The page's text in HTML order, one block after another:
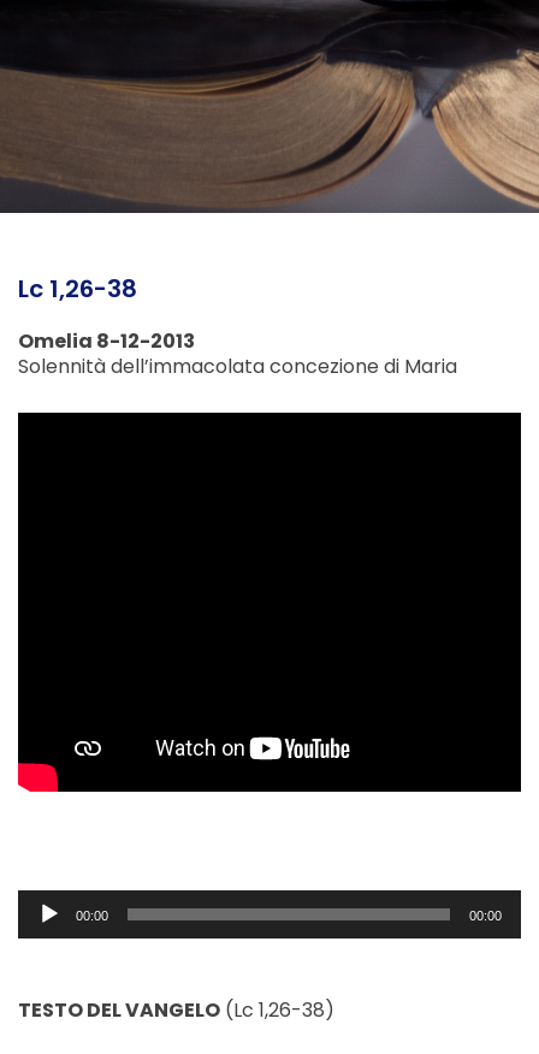
Lc 1,26-38
Omelia 8-12-2013
Solennità dell’immacolata concezione di Maria
Audio
Player00:00 00:00
TESTO DEL VANGELO (Lc 1,26-38)